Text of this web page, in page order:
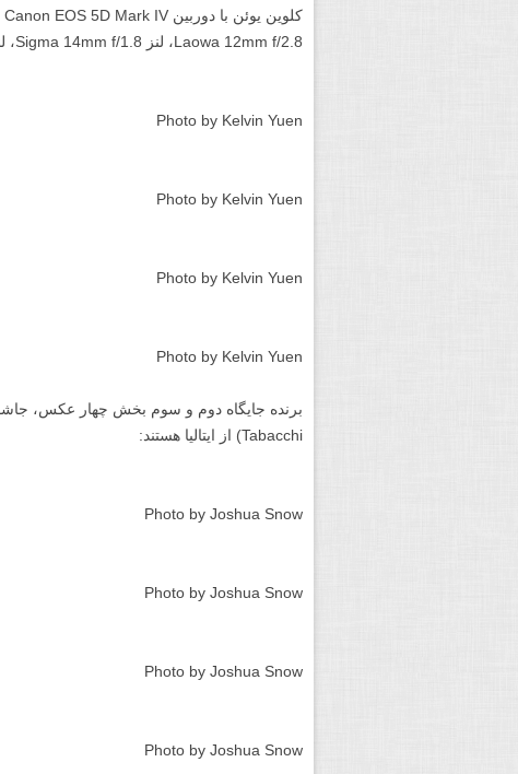
Laowa 12mm f/2.8، لنز Sigma 14mm f/1.8، لنز Tamron 15-30mm f/2.8 و Tamron 24-70mm f/2.8.
Photo by Kelvin Yuen
Photo by Kelvin Yuen